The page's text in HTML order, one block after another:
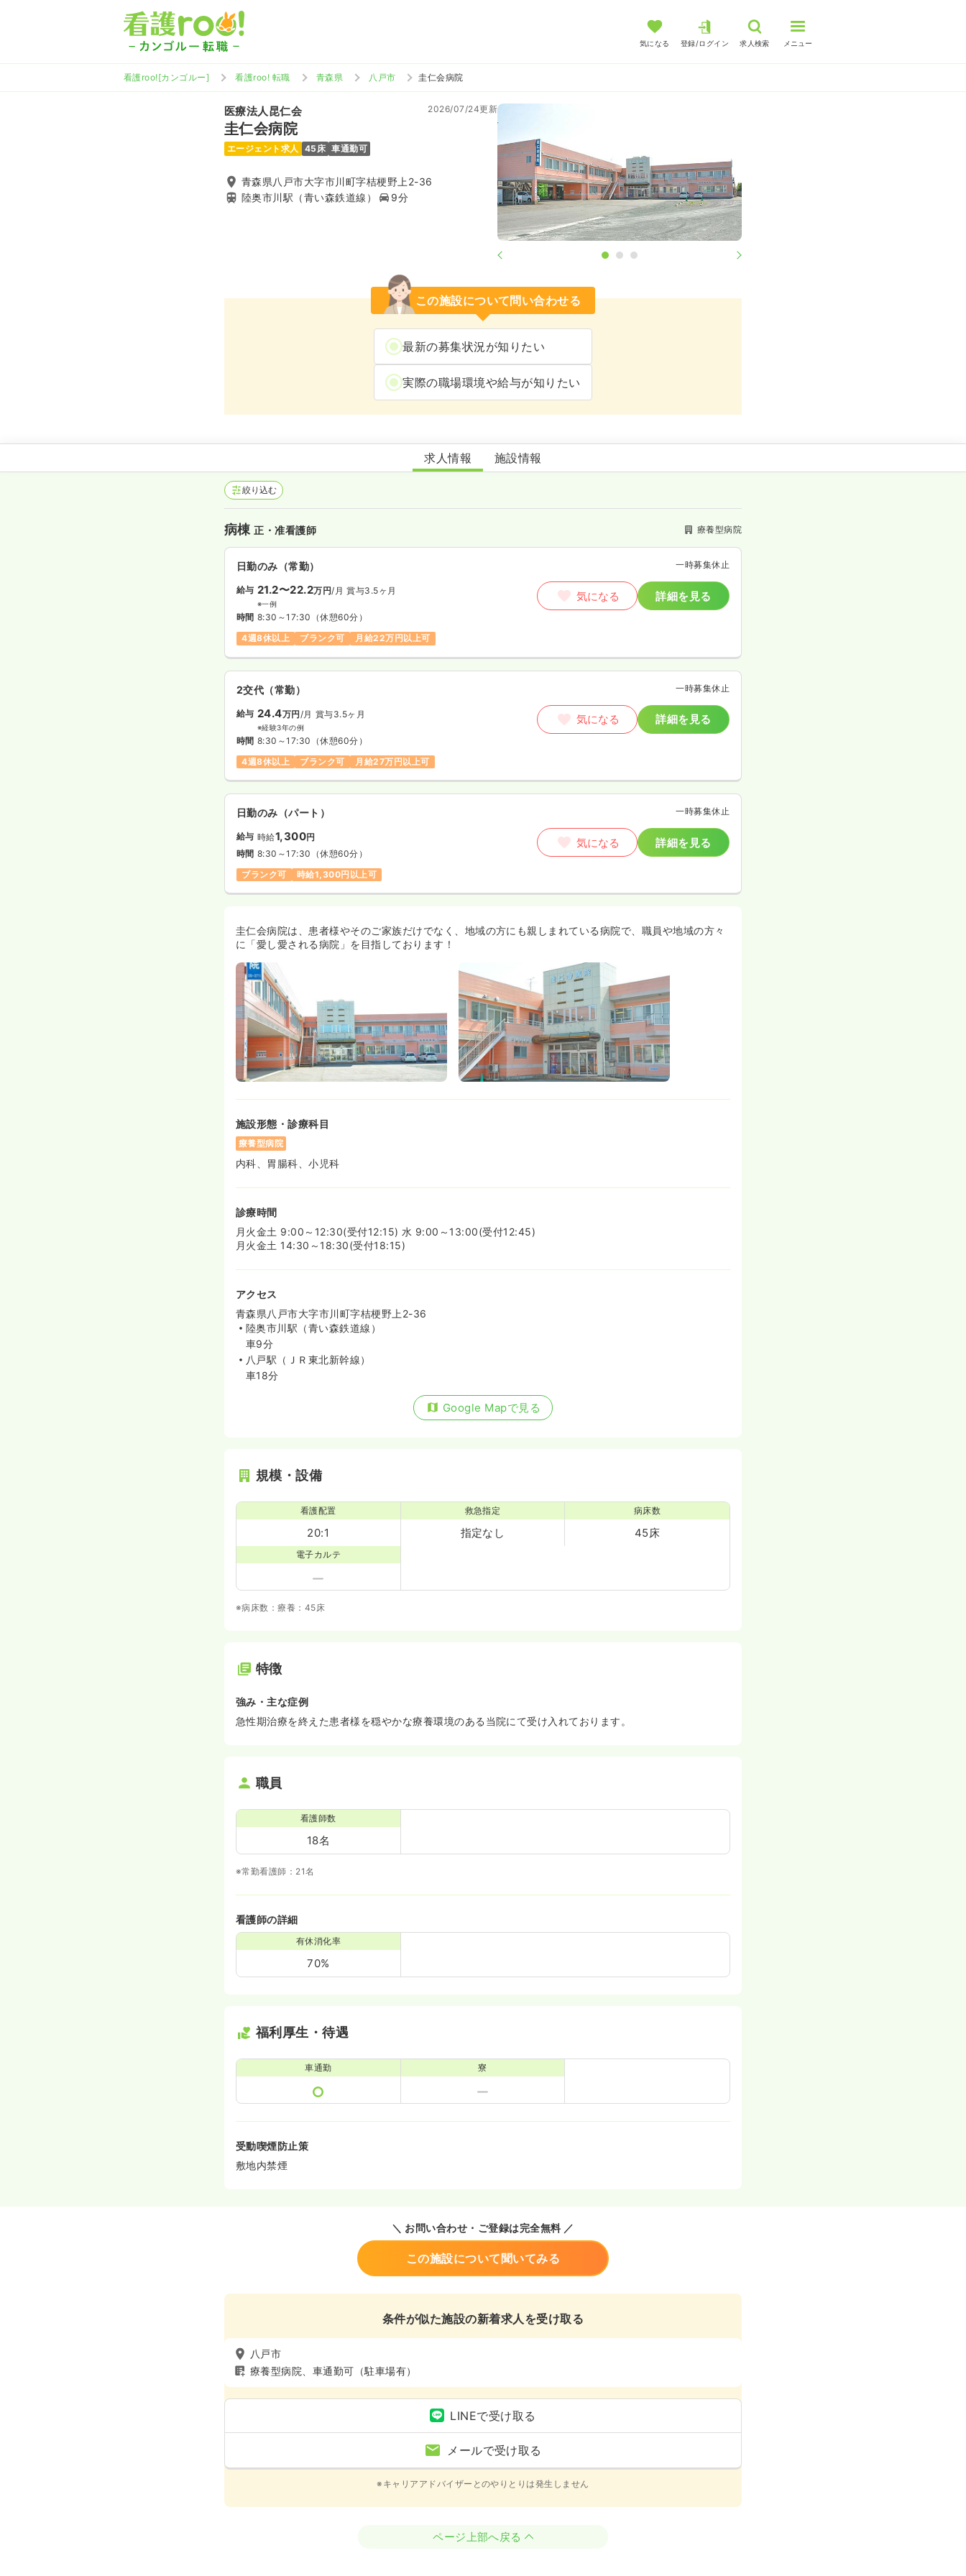
気になる 登録/ログイン 求人検索 メニュー
看護roo![カンゴルー] 看護roo! 転職 青森県 八戸市 圭仁会病院
医療法人昆仁会
圭仁会病院
2026/07/24更新
エージェント求人 45床 車通勤可
青森県八戸市大字市川町字桔梗野上2-36
陸奥市川駅（青い森鉄道線）
9分
この施設について問い合わせる
最新の募集状況が知りたい
実際の職場環境や給与が知りたい
圭仁会病院
求人情報 施設情報
絞り込む
病棟正・准看護師 療養型病院
日勤のみ（常勤） 一時募集休止
給与 21.2〜22.2万円/月 賞与3.5ヶ月
※一例
時間 8:30～17:30 （休憩60分）
4週8休以上
ブランク可 月給22万円以上可
気になる 詳細を見る
2交代（常勤） 一時募集休止
給与 24.4万円 /月 賞与3.5ヶ月
※経験3年の例
時間 8:30～17:30 （休憩60分）
4週8休以上
ブランク可 月給27万円以上可
気になる 詳細を見る
日勤のみ（パート） 一時募集休止
給与 時給1,300円
時間 8:30～17:30 （休憩60分）
ブランク可
時給1,300円以上可
気になる 詳細を見る
圭仁会病院は、患者様やそのご家族だけでなく、地域の方にも親しまれている病院で、職員や地域の方々
に「愛し愛される病院」を目指しております！
施設形態・診療科目
療養型病院
内科、胃腸科、小児科
診療時間
月火金土 9:00～12:30(受付12:15) 水 9:00～13:00(受付12:45)
月火金土 14:30～18:30(受付18:15)
アクセス
青森県八戸市大字市川町字桔梗野上2-36
陸奥市川駅（青い森鉄道線）
車9分
八戸駅（ＪＲ東北新幹線）
車18分
Google Mapで見る
規模・設備
看護配置
20:1
救急指定
指定なし
病床数
45床
電子カルテ
※病床数：療養：45床
特徴
強み・主な症例
急性期治療を終えた患者様を穏やかな療養環境のある当院にて受け入れております。
職員
看護師数
18名
※常勤看護師：21名
看護師の詳細
有休消化率
70%
福利厚生・待遇
車通勤 寮
受動喫煙防止策
敷地内禁煙
＼ お問い合わせ・ご登録は完全無料 ／
この施設について聞いてみる
条件が似た施設の新着求人を受け取る
八戸市
療養型病院、車通勤可（駐車場有）
LINEで受け取る
メールで受け取る
※キャリアアドバイザーとのやりとりは発生しません
ページ上部へ戻る